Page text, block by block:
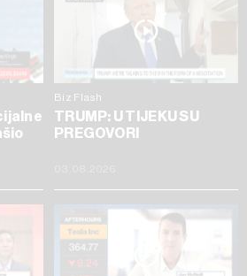
Biz Flash
TRUMP: U TIJEKU SU
PREGOVORI